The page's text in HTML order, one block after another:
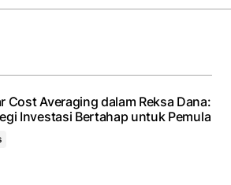
Cost Averaging dalam Reksa Dana:
Investasi Bertahap untuk Pemula